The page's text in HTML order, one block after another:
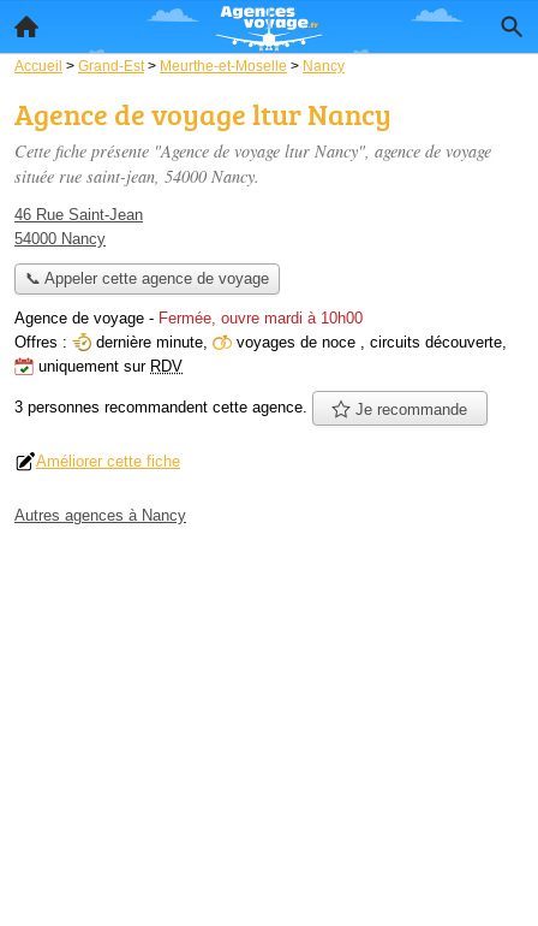
Accueil > Grand-Est > Meurthe-et-Moselle > Nancy
Agence de voyage ltur Nancy
Cette fiche présente "Agence de voyage ltur Nancy", agence de voyage
située rue saint-jean, 54000 Nancy.
46 Rue Saint-Jean
54000 Nancy
📞 Appeler cette agence de voyage
Agence de voyage - Fermée, ouvre mardi à 10h00
Offres :
dernière minute, voyages de noce , circuits découverte,
uniquement sur RDV
3 personnes recommandent cette agence. Je recommande
Améliorer cette fiche
Autres agences à Nancy